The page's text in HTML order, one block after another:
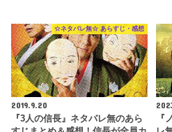
☆ネタバレ無☆ あらすじ・感想
2019.9.20
『3人の信長』ネタバレ無のあら
『